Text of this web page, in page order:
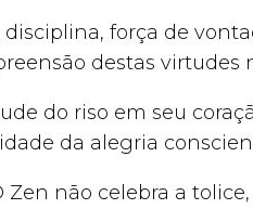
força de
destas
do riso em seu
da alegria
Zen não celebra a